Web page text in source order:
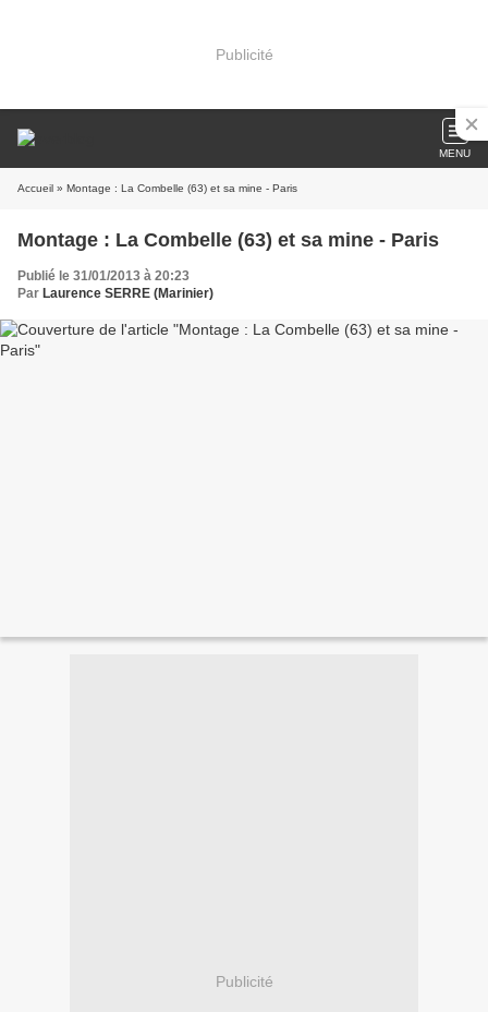
Publicité
MENU
Accueil » Montage : La Combelle (63) et sa mine - Paris
Montage : La Combelle (63) et sa mine - Paris
Publié le 31/01/2013 à 20:23
Par Laurence SERRE (Marinier)
Publicité